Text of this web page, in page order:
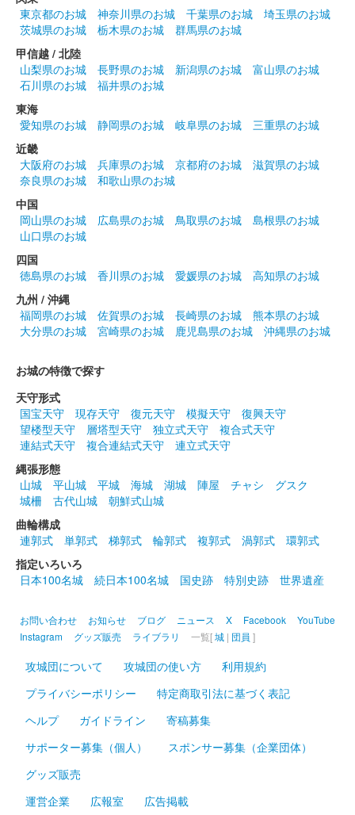
小諸城址 御城印
版
販売終了
酔月城（小諸城） 御城印
令和6年 桜祭り限
定版 緑和紙版
販売終了
酔月城（小諸城） 御城印
販売終了
小諸城址 御城印
販売終了
小諸城址 御城印 紅葉まつり限定版
販売終了
酔月城（小諸城） 御城印 小諸城別称
と呼ばれていたのを表した御城印。
小諸城址 御城印
小諸城址 御城印
東京都のお城
神奈川県のお城 千葉県のお城
埼玉県のお城
茨城県のお城
栃木県のお城
群馬県のお城
甲信越 / 北陸
山梨県のお城
長野県のお城 新潟県のお城
富山県のお城
石川県のお城
福井県のお城
東海
愛知県のお城
静岡県のお城 岐阜県のお城
三重県のお城
近畿
大阪府のお城
兵庫県のお城 京都府のお城
滋賀県のお城
奈良県のお城
和歌山県のお城
中国
岡山県のお城
広島県のお城 鳥取県のお城
島根県のお城
山口県のお城
四国
徳島県のお城
香川県のお城 愛媛県のお城
高知県のお城
九州 / 沖縄
福岡県のお城
佐賀県のお城 長崎県のお城
熊本県のお城
大分県のお城
宮崎県のお城 鹿児島県のお城 沖縄県のお城
お城の特徴で探す
天守形式
国宝天守
現存天守 復元天守 模擬天守
復興天守
望楼型天守
層塔型天守 独立式天守
複合式天守
連結式天守
複合連結式天守
連立式天守
縄張形態
山城
平山城 平城 海城 湖城 陣屋 チャシ
グスク
城柵
古代山城
朝鮮式山城
曲輪構成
連郭式
単郭式 梯郭式 輪郭式 複郭式 渦郭式
環郭式
指定いろいろ
日本100名城
続日本100名城 国史跡 特別史跡 世界遺産
お問い合わせ お知らせ ブログ ニュース X Facebook
YouTube
Instagram
グッズ販売 ライブラリ 一覧[城 | 団員 ]
攻城団について 攻城団の使い方
利用規約
プライバシーポリシー
特定商取引法に基づく表記
ヘルプ
ガイドライン
寄稿募集
サポーター募集（個人）
スポンサー募集（企業団体）
グッズ販売
運営企業
広報室 広告掲載